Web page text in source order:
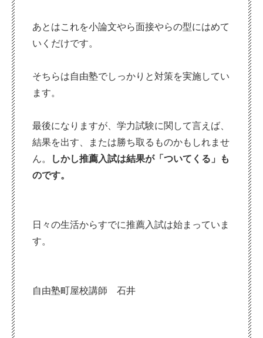
あとはこれを小論文やら面接やらの型にはめて
いくだけです。
そちらは自由塾でしっかりと対策を実施してい
ます。
最後になりますが、学力試験に関して言えば、
結果を出す、または勝ち取るものかもしれませ
ん。
しかし推薦入試は結果が「ついてくる」も
のです。
日々の生活からすでに推薦入試は始まっていま
す。
自由塾町屋校講師 石井